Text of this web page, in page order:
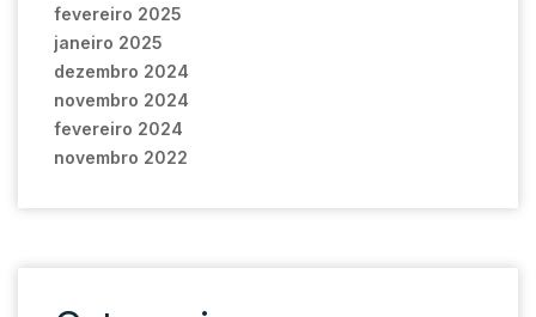
fevereiro 2025
janeiro 2025
dezembro 2024
novembro 2024
fevereiro 2024
novembro 2022